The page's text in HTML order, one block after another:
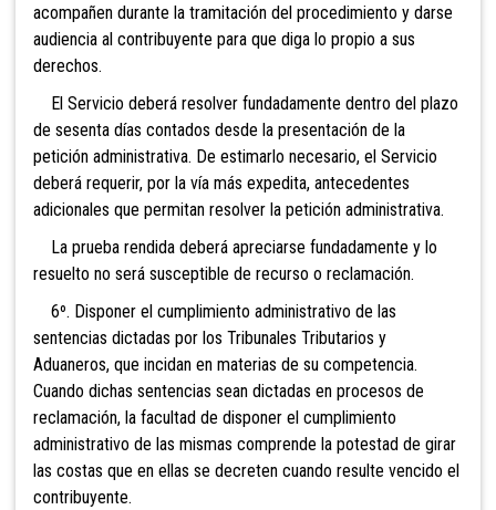
acompañen durante la tramitación del procedimiento y darse
audiencia al contribuyente para que diga lo propio a sus
derechos.
El Servicio deberá resolver fundadamente dentro del plazo
de sesenta días contados desde la presentación de la
petición administrativa. De estimarlo necesario, el Servicio
deberá requerir, por la vía más expedita, antecedentes
adicionales que permitan resolver la petición administrativa.
La prueba rendida deberá apreciarse fundadamente y lo
resuelto no será susceptible de recurso o reclamación.
6º. Disponer el cumplimiento administrativo de las
sentencias dictadas por los Tribunales Tributarios y
Aduaneros, que incidan en materias de su competencia.
Cuando dichas sentencias sean dictadas en procesos de
reclamación, la facultad de disponer el cumplimiento
administrativo de las mismas comprende la potestad de girar
las costas que en ellas se decreten cuando resulte vencido el
contribuyente.